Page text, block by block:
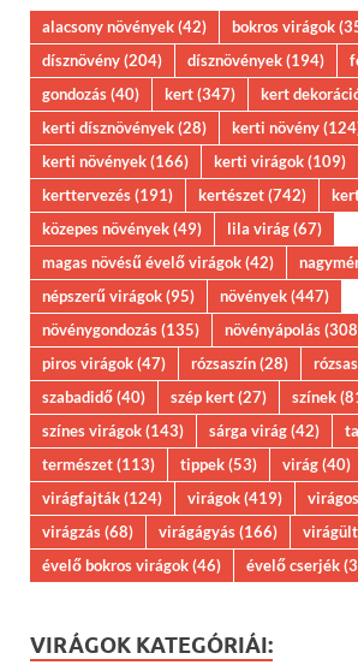
alacsony növények(42) bokros virágok
dísznövény(204) dísznövények(194)
gondozás(40) kert(347) kert
kerti dísznövények(28) kerti növény
kerti növények(166) kerti virágok(109)
kerttervezés(191) kertészet(742)
közepes növények(49) lila virág(67)
magas növésű évelő virágok(42)
népszerű virágok(95) növények(447)
növénygondozás(135) növényápolás
piros virágok(47) rózsaszín(28)
szabadidő(40) szép kert(27) színek
színes virágok(143) sárga virág(42)
természet(113) tippek(53) virág(40)
virágfajták(124) virágok(419)
virágzás(68) virágágyás(166)
évelő bokros virágok(46) évelő cserjék
VIRÁGOK KATEGÓRIÁI: